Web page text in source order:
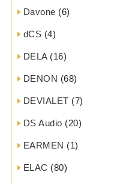
Davone (6)
dCS (4)
DELA(16)
DENON (68)
DEVIALET (7)
DS Audio (20)
EARMEN (1)
ELAC (80)